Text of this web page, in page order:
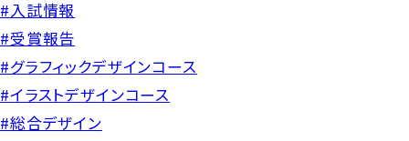
#入試情報
#受賞報告
#グラフィックデザインコース
#イラストデザインコース
#総合デザイン